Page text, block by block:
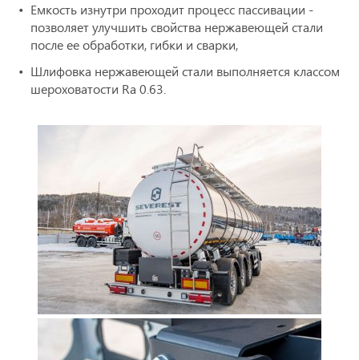
Емкость изнутри проходит процесс пассивации -
позволяет улучшить свойства нержавеющей стали
после ее обработки, гибки и сварки,
Шлифовка нержавеющей стали выполняется классом
шероховатости Ra 0.63.